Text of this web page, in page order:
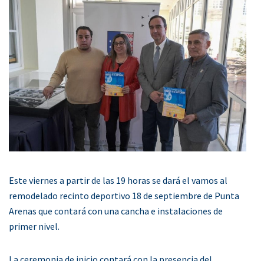
Este viernes a partir de las 19 horas se dará el vamos al
remodelado recinto deportivo 18 de septiembre de Punta
Arenas que contará con una cancha e instalaciones de
primer nivel.